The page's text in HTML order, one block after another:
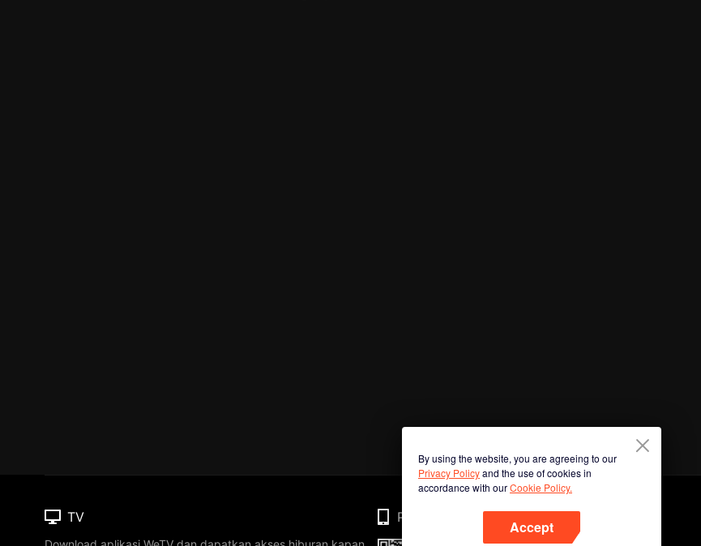
By using the website, you are agreeing to our
Privacy Policyand the use of cookies in
accordance with ourCookie Policy.
Accept
TV Phone